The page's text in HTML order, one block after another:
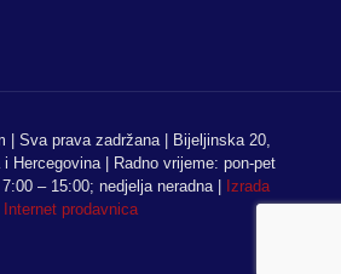
| Sva prava zadržana | Bijeljinska 20,
Hercegovina | Radno vrijeme: pon-pet
– 15:00; nedjelja neradna |
Izrada
Internet prodavnica